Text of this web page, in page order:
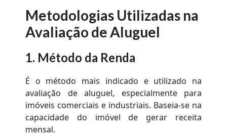
Metodologias Utilizadas na
Avaliação de Aluguel
1. Método da Renda
É o método mais indicado e utilizado na
avaliação de aluguel, especialmente para
imóveis comerciais e industriais. Baseia-se na
capacidade do imóvel de gerar receita
mensal.